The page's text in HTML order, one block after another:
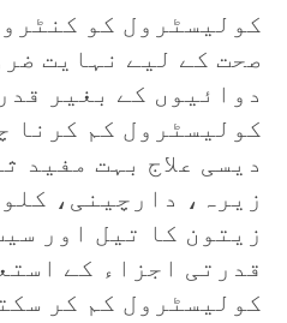
کولیسٹرول کو
صحت کے لیے نہایت
دوائیوں کے بغیر
کولیسٹرول کم کرنا
دیسی علاج بہت مفید
زیرہ، دارچینی،
زیتون کا تیل اور
قدرتی اجزاء کے
کولیسٹرول کم کر